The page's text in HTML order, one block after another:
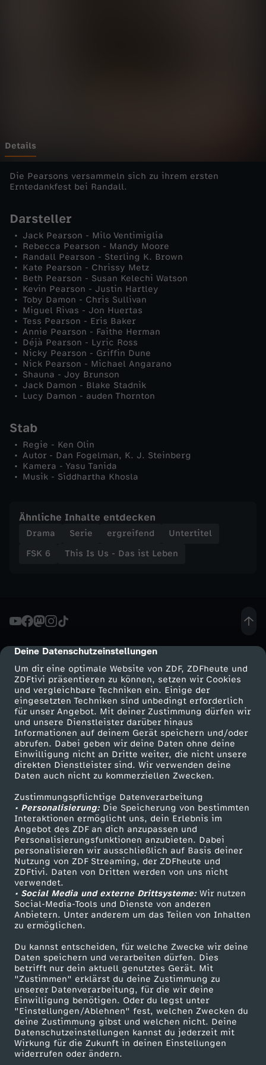
cmp-dialog-description
Deine Datenschutzeinstellungen
Um dir eine optimale Website von ZDF, ZDFheute und
ZDFtivi präsentieren zu können, setzen wir Cookies
und vergleichbare Techniken ein. Einige der
eingesetzten Techniken sind unbedingt erforderlich
für unser Angebot. Mit deiner Zustimmung dürfen wir
und unsere Dienstleister darüber hinaus
Informationen auf deinem Gerät speichern und/oder
abrufen. Dabei geben wir deine Daten ohne deine
Einwilligung nicht an Dritte weiter, die nicht unsere
direkten Dienstleister sind. Wir verwenden deine
Daten auch nicht zu kommerziellen Zwecken.
Zustimmungspflichtige Datenverarbeitung
• Personalisierung:Die Speicherung von bestimmten
Interaktionen ermöglicht uns, dein Erlebnis im
Angebot des ZDF an dich anzupassen und
Personalisierungsfunktionen anzubieten. Dabei
personalisieren wir ausschließlich auf Basis deiner
Nutzung von ZDF Streaming, der ZDFheute und
ZDFtivi. Daten von Dritten werden von uns nicht
verwendet.
• Social Media und externe Drittsysteme:Wir nutzen
Social-Media-Tools und Dienste von anderen
Anbietern. Unter anderem um das Teilen von Inhalten
zu ermöglichen.
Du kannst entscheiden, für welche Zwecke wir deine
Daten speichern und verarbeiten dürfen. Dies
betrifft nur dein aktuell genutztes Gerät. Mit
"Zustimmen" erklärst du deine Zustimmung zu
unserer Datenverarbeitung, für die wir deine
Einwilligung benötigen. Oder du legst unter
"Einstellungen/Ablehnen" fest, welchen Zwecken du
deine Zustimmung gibst und welchen nicht. Deine
Datenschutzeinstellungen kannst du jederzeit mit
Wirkung für die Zukunft in deinen Einstellungen
widerrufen oder ändern.
i
s
L
e
b
e
n
-
S
o
L
n
g
a
r
i
a
n
n
e
Details
Die Pearsons versammeln sich zu ihrem ersten
Erntedankfest bei Randall.
Darsteller
Jack Pearson - Milo Ventimiglia
Rebecca Pearson - Mandy Moore
Randall Pearson - Sterling K. Brown
Kate Pearson - Chrissy Metz
Beth Pearson - Susan Kelechi Watson
Kevin Pearson - Justin Hartley
Toby Damon - Chris Sullivan
Miguel Rivas - Jon Huertas
Tess Pearson - Eris Baker
Annie Pearson - Faithe Herman
Déjà Pearson - Lyric Ross
Nicky Pearson - Griffin Dune
Nick Pearson - Michael Angarano
Shauna - Joy Brunson
Jack Damon - Blake Stadnik
Lucy Damon - auden Thornton
Stab
Regie - Ken Olin
Autor - Dan Fogelman, K. J. Steinberg
Kamera - Yasu Tanida
Musik - Siddhartha Khosla
Ähnliche Inhalte entdecken
Drama Serie ergreifend
Untertitel
FSK 6
This Is Us - Das ist Leben
Mehr ZDF
ZDF-Apps
Smart TV
ZDFtext
Livestreams
Sendungen A-Z
TV-Programm
Service
ZDFmitreden
Kontakt zum ZDF
Tickets
Zuschauerservice
Hilfe
ZDF Unternehmen
Karriere
ZDF goes Schule
Werbefernsehen
Mainzelmännchen